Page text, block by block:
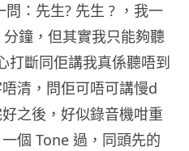
：先生? 先生 ? ，我一
鐘，但其實我只能夠聽
打斷同佢講我真係聽唔到
清，問佢可唔可講慢d
之後，好似錄音機咁重
個 Tone 過，同頭先的